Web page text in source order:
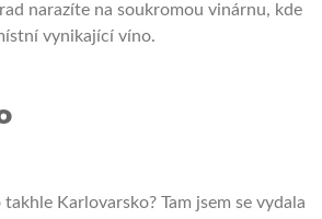
narazíte na soukromou vinárnu, kde
vynikající víno.
takhle Karlovarsko? Tam jsem se vydala